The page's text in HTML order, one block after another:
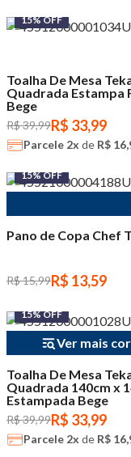
15% OFF
Toalha De Mesa
Quadrada Estampa
Bege
R$ 39,99R$ 33,99
Parcele 2x de R$
15% OFF
Pano de Copa Chef
R$ 15,99R$ 13,59
15% OFF
Ver mais
Toalha De Mesa
Quadrada 140cm x
Estampada Bege
R$ 39,99R$ 33,99
Parcele 2x de R$